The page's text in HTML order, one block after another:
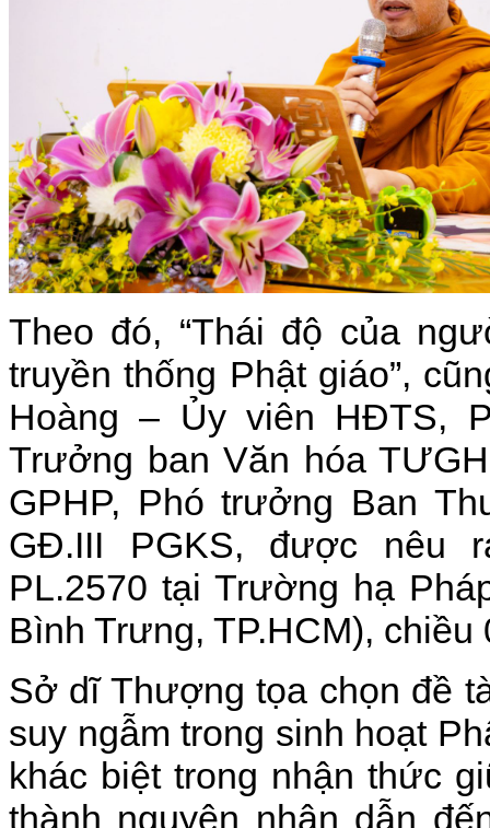
Theo đó, “Thái độ của
truyền thống Phật giáo”,
Hoàng – Ủy viên HĐTS,
Trưởng ban Văn hóa
GPHP, Phó trưởng Ban
GĐ.III PGKS, được nêu
PL.2570 tại Trường hạ
Bình Trưng, TP.HCM),
Sở dĩ Thượng tọa chọn đề
suy ngẫm trong sinh hoạt
khác biệt trong nhận thức
thành nguyên nhân dẫn